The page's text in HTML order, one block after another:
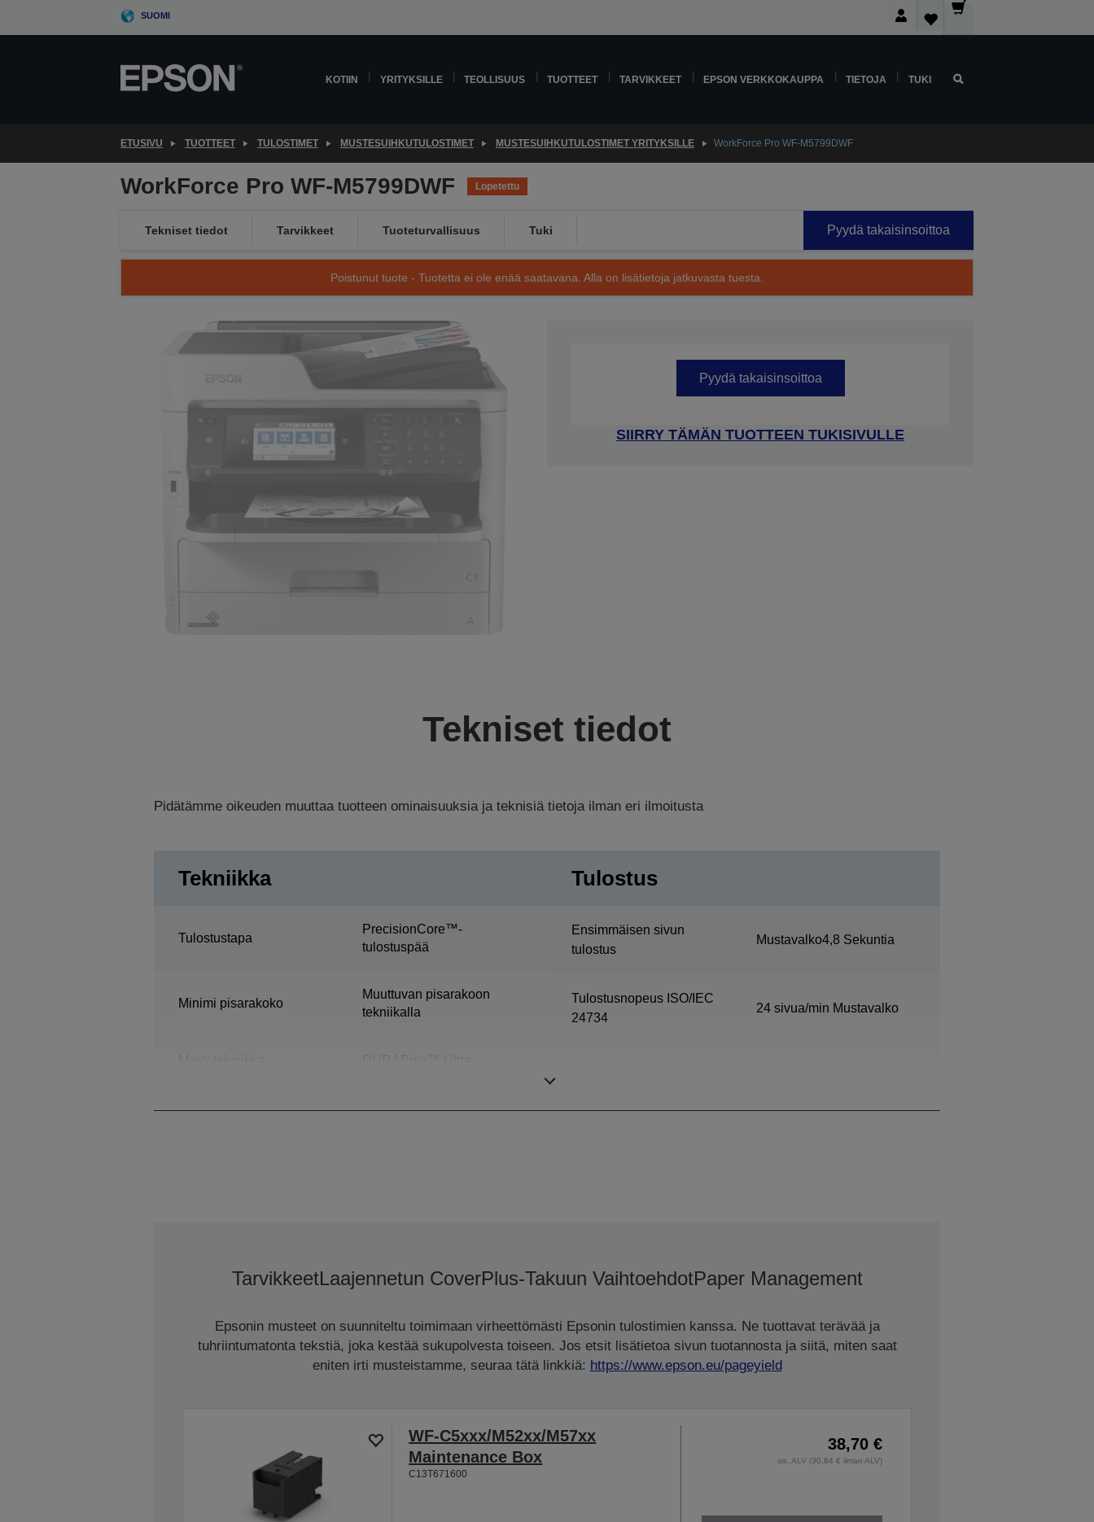
SUOMI
KOTIIN YRITYKSILLE TEOLLISUUS TUOTTEET TARVIKKEET EPSON VERKKOKAUPPA TIETOJA TUKI
ETUSIVU TUOTTEET TULOSTIMET MUSTESUIHKUTULOSTIMET MUSTESUIHKUTULOSTIMET YRITYKSILLE WorkForce Pro WF-M5799DWF
WorkForce Pro WF-M5799DWF Lopetettu
Tekniset tiedot Tarvikkeet Tuoteturvallisuus Tuki Pyydä takaisinsoittoa
Poistunut tuote - Tuotetta ei ole enää saatavana. Alla on lisätietoja jatkuvasta tuesta.
Pyydä takaisinsoittoa
SIIRRY TÄMÄN TUOTTEEN TUKISIVULLE
Tekniset tiedot
Pidätämme oikeuden muuttaa tuotteen ominaisuuksia ja teknisiä tietoja ilman eri ilmoitusta
Tekniikka
Tulostustapa
PrecisionCore™-
tulostuspää
Minimi pisarakoko
Muuttuvan pisarakoon
tekniikalla
Tulostus
Ensimmäisen sivun
tulostus
Mustavalko4,8 Sekuntia
Tulostusnopeus ISO/IEC
24734
24 sivua/min Mustavalko
TarvikkeetLaajennetun CoverPlus-Takuun VaihtoehdotPaper Management
Epsonin musteet on suunniteltu toimimaan virheettömästi Epsonin tulostimien kanssa. Ne tuottavat terävää ja
tuhriintumatonta tekstiä, joka kestää sukupolvesta toiseen. Jos etsit lisätietoa sivun tuotannosta ja siitä, miten saat
eniten irti musteistamme, seuraa tätä linkkiä: https://www.epson.eu/pageyield
WF-C5xxx/M52xx/M57xx
Maintenance Box
C13T671600
38,70 €
sis. ALV (30,84 € ilman ALV)